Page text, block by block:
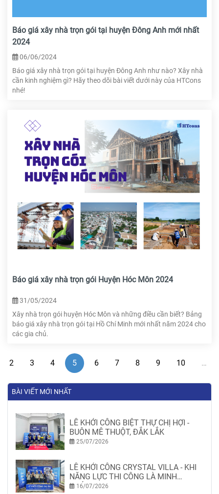
Báo giá xây nhà trọn gói tại huyện Đông Anh mới nhất
2024
06/06/2024
Báo giá xây nhà trọn gói tại huyện Đông Anh như nào? Xây nhà
cần kinh nghiệm gì? Hãy theo dõi bài viết dưới này của HTCons
nhé!
Báo giá xây nhà trọn gói Huyện Hóc Môn 2024
31/05/2024
Xây nhà trọn gói huyện Hóc Môn và những điều cần biết? Bảng
báo giá xây nhà trọn gói tại Hồ Chí Minh mới nhất năm 2024 cho
các gia chủ.
2 3 4 5 6 7 8 9 10 …
BÀI VIẾT MỚI NHẤT
LỄ KHỞI CÔNG BIỆT THỰ CHỊ HỢI -
BUÔN MÊ THUỘT, ĐẮK LẮK
25/07/2026
LỄ KHỞI CÔNG CRYSTAL VILLA - KHI
NĂNG LỰC THI CÔNG LÀ MINH
CHỨNG
16/07/2026